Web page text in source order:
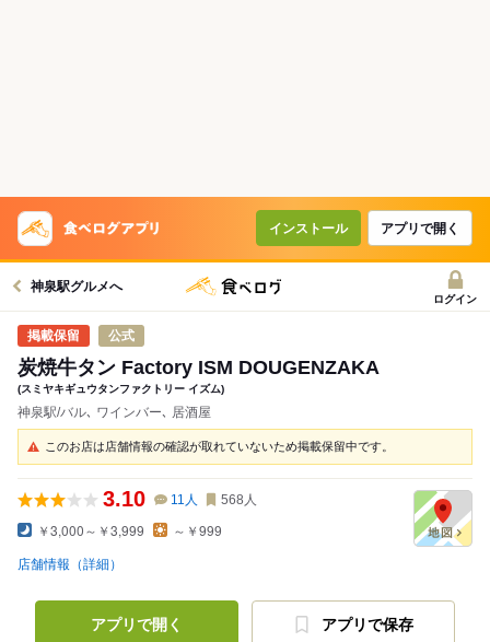
インストール アプリで開く
神泉駅グルメへ
ログイン
公式
炭焼牛タン Factory ISM DOUGENZAKA
(スミヤキギュウタンファクトリー イズム)
神泉駅/バル､ ワインバー､ 居酒屋
このお店は店舗情報の確認が取れていないため掲載保留中です。
3.10 11 人 568 人
￥3,000～￥3,999 ～￥999
店舗情報（詳細）
アプリで開く アプリで保存